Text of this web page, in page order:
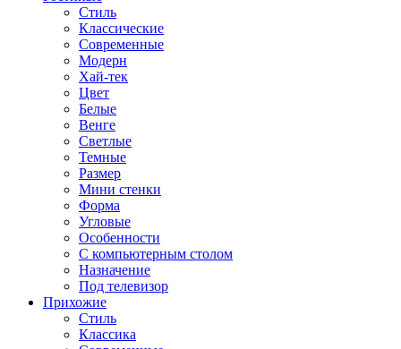
Стиль
Классические
Современные
Модерн
Хай-тек
Цвет
Белые
Венге
Светлые
Темные
Размер
Мини стенки
Форма
Угловые
Особенности
С компьютерным столом
Назначение
Под телевизор
Прихожие
Стиль
Классика